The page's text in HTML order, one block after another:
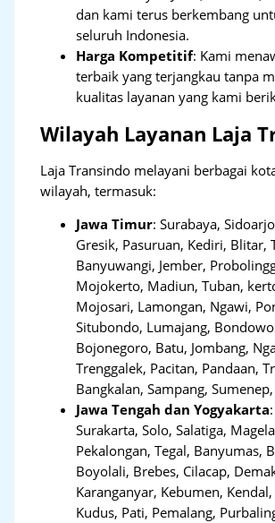
dan kami terus berkembang
seluruh Indonesia.
Harga Kompetitif: Kami
terbaik yang terjangkau tanpa
kualitas layanan yang kami
Wilayah Layanan Laja
Laja Transindo melayani berbagai
wilayah, termasuk:
Jawa Timur:Surabaya,
Gresik, Pasuruan, Kediri, Blitar,
Banyuwangi, Jember,
Mojokerto, Madiun, Tuban,
Mojosari, Lamongan, Ngawi,
Situbondo, Lumajang,
Bojonegoro, Batu, Jombang,
Trenggalek, Pacitan, Pandaan,
Bangkalan, Sampang,
Jawa Tengah dan Yogyakarta
Surakarta, Solo, Salatiga,
Pekalongan, Tegal, Banyumas,
Boyolali, Brebes, Cilacap,
Karanganyar, Kebumen,
Kudus, Pati, Pemalang,